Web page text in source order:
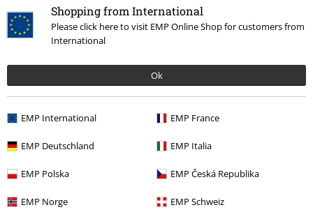
Shopping from International
Please click here to visit EMP Online Shop for customers from
International
Ok
EMP International EMP France
EMP Deutschland EMP Italia
EMP Polska EMP Česká Republika
EMP Norge EMP Schweiz
Vores kundeservice er klar til at hjælpe
Kundeservice
Hjælp
Returpolitik